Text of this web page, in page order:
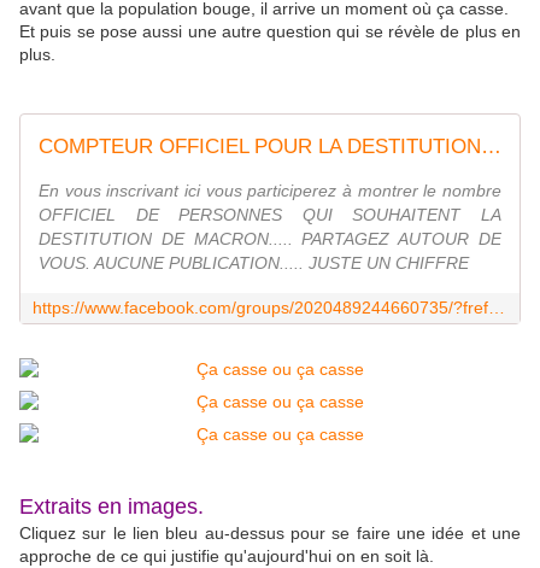
avant que la population bouge, il arrive un moment où ça casse.
Et puis se pose aussi une autre question qui se révèle de plus en
plus.
COMPTEUR OFFICIEL POUR LA DESTITUTION DE MACRON
En vous inscrivant ici vous participerez à montrer le nombre
OFFICIEL DE PERSONNES QUI SOUHAITENT LA
DESTITUTION DE MACRON..... PARTAGEZ AUTOUR DE
VOUS. AUCUNE PUBLICATION..... JUSTE UN CHIFFRE
Extraits en images.
Cliquez sur le lien bleu au-dessus pour se faire une idée et une
approche de ce qui justifie qu'aujourd'hui on en soit là.